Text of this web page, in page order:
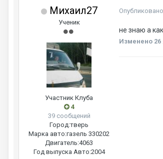
Михаил27
Ученик
Участник Клуба
4
39 сообщений
Город:тверь
Марка авто:газель 330202
Двигатель:4063
Год выпуска Авто:2004
Опубликовано
не знаю а
Изменено